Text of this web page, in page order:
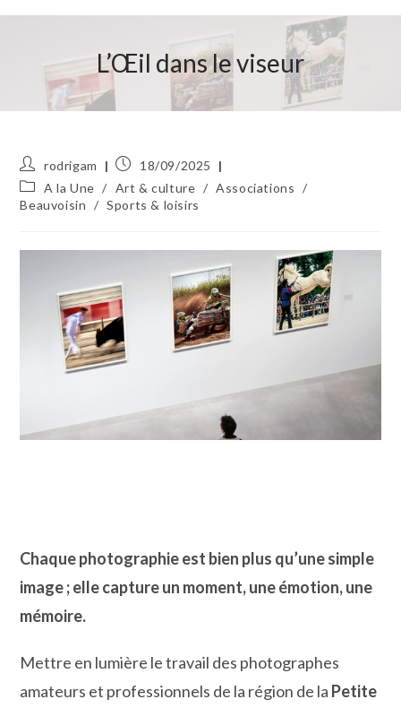
L’Œil dans le viseur
Auteur/autrice
de
la
publication :
rodrigam
Publication
publiée :
18/09/2025
Post
category:
A la Une / Art & culture / Associations /
Beauvoisin / Sports & loisirs
Chaque photographie est bien plus qu’une simple
image ; elle capture un moment, une émotion, une
mémoire.
Mettre en lumière le travail des photographes
amateurs et professionnels de la région de la Petite